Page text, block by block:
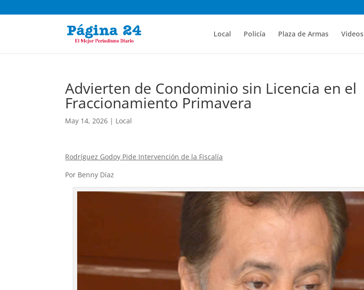
Local Policía Plaza de Armas Videos
Advierten de Condominio sin Licencia en el
Fraccionamiento Primavera
May 14, 2026 | Local
Rodríguez Godoy Pide Intervención de la Fiscalía
Por Benny Díaz